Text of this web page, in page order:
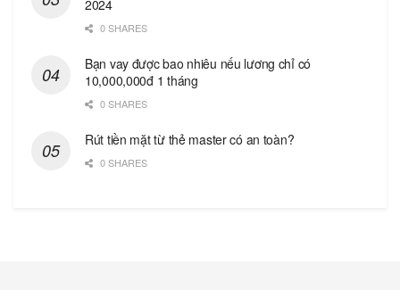
2024
0 SHARES
Bạn vay được bao nhiêu nếu lương chỉ có
10,000,000đ 1 tháng
0 SHARES
Rút tiền mặt từ thẻ master có an toàn?
0 SHARES